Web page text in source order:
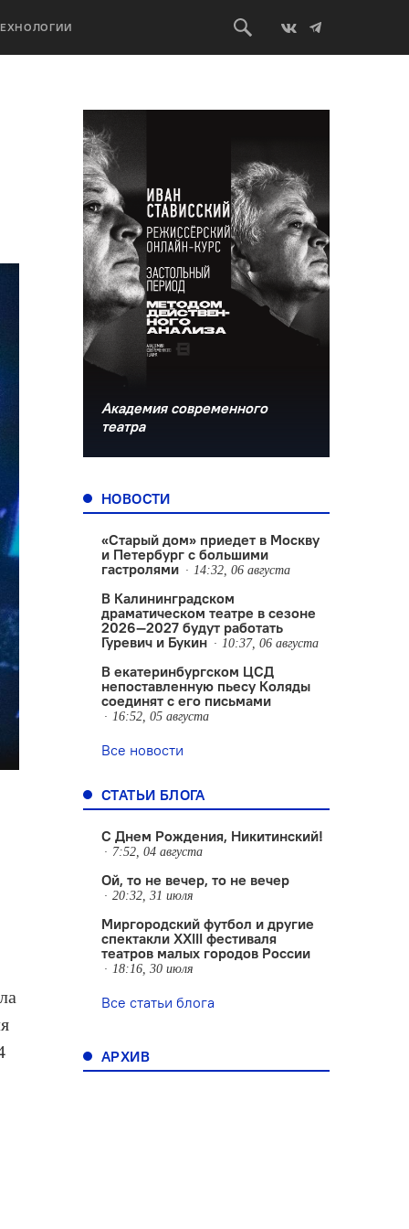
Академия современного
театра
НОВОСТИ
«Старый дом» приедет в Москву
и Петербург с большими
гастролями
14:32, 06 августа
В Калининградском
драматическом театре в сезоне
2026—2027 будут работать
Гуревич и Букин
10:37, 06 августа
В екатеринбургском ЦСД
непоставленную пьесу Коляды
соединят с его письмами
16:52, 05 августа
Все новости
СТАТЬИ БЛОГА
С Днем Рождения, Никитинский!
7:52, 04 августа
Ой, то не вечер, то не вечер
20:32, 31 июля
Миргородский футбол и другие
спектакли XXIII фестиваля
театров малых городов России
18:16, 30 июля
Все статьи блога
АРХИВ